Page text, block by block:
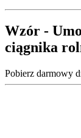
Wzór -
ciągnika
Pobierz darmowy